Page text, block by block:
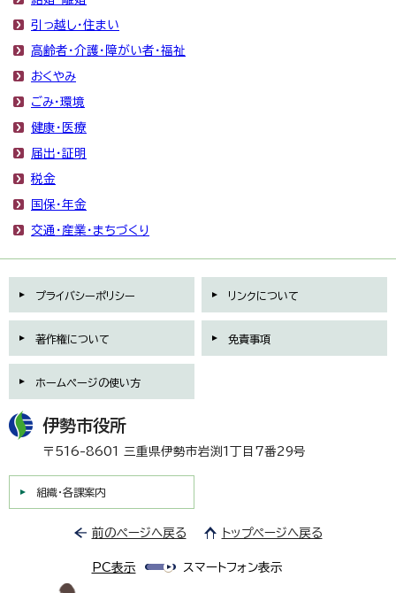
引っ越し・住まい
高齢者・介護・障がい者・福祉
おくやみ
ごみ・環境
健康・医療
届出・証明
税金
国保・年金
交通・産業・まちづくり
プライバシーポリシー リンクについて
著作権について 免責事項
ホームページの使い方
伊勢市役所
〒516-8601 三重県伊勢市岩渕1丁目7番29号
組織・各課案内
前のページへ戻る トップページへ戻る
PC表示 スマートフォン表示